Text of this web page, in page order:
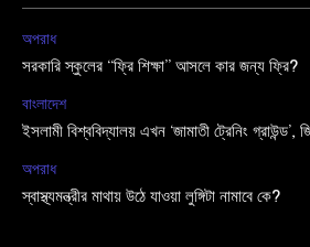
অপরাধ
সরকারি স্কুলের “ফ্রি শিক্ষা” আসলে কার জন্য ফ্রি?
বাংলাদেশ
ইসলামী বিশ্ববিদ্যালয় এখন ‘জামাতী ট্রেনিং গ্রাউন্ড’,
অপরাধ
স্বাস্থ্যমন্ত্রীর মাথায় উঠে যাওয়া লুঙ্গিটা নামাবে কে?